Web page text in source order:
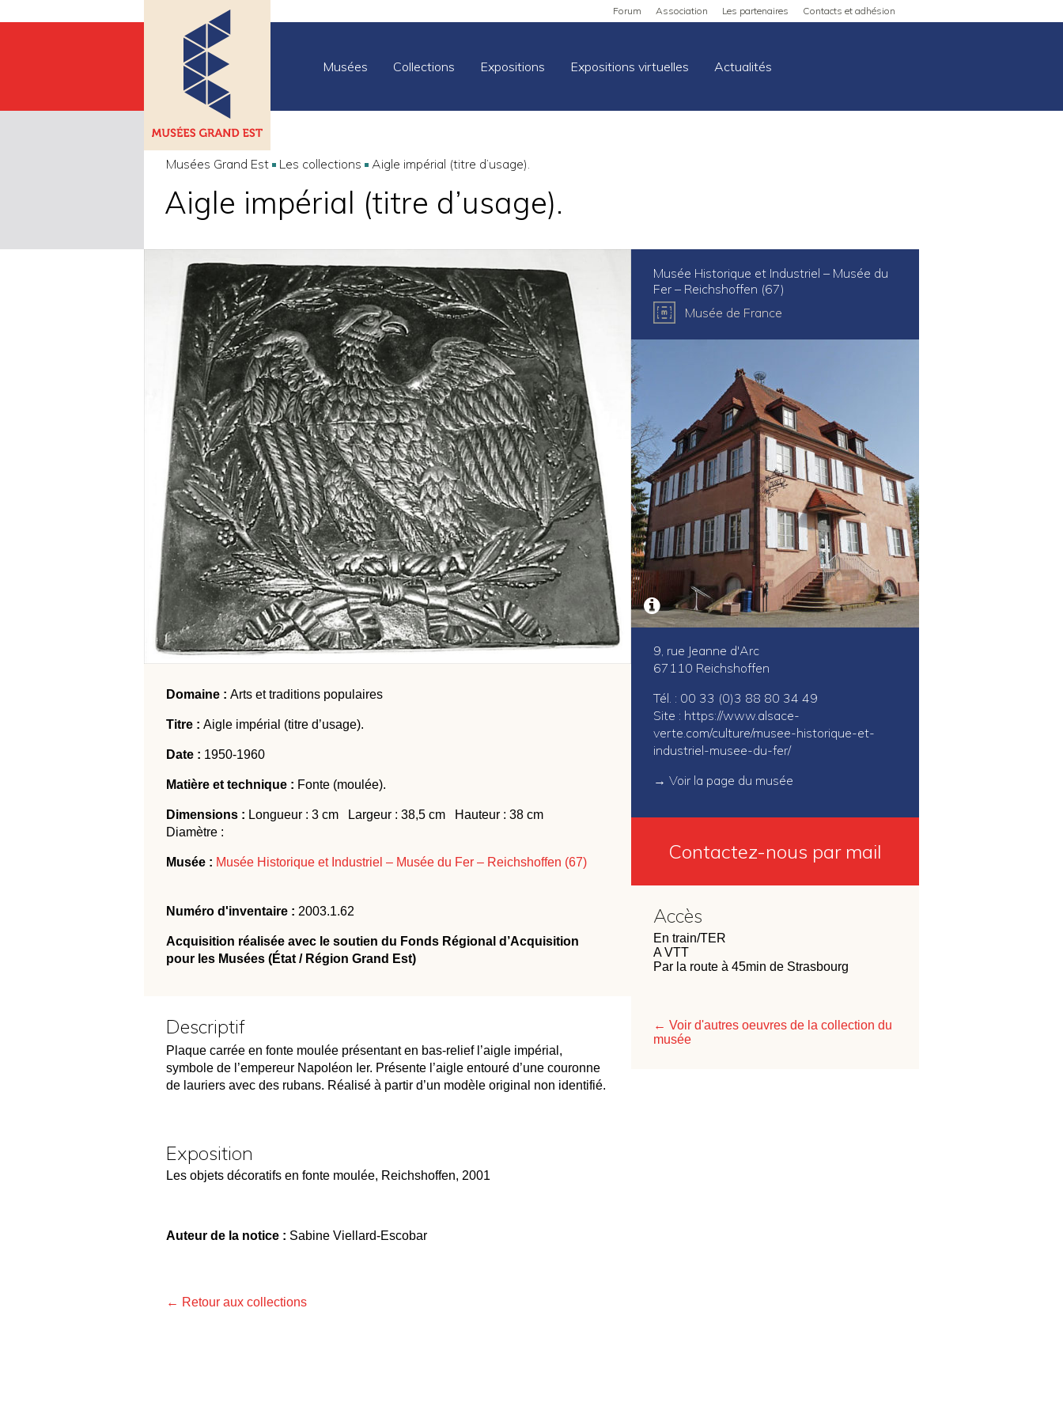
Forum Association Les partenaires Contacts et adhésion
Musées Collections Expositions Expositions virtuelles Actualités
Musées Grand Est Les collections Aigle impérial (titre d’usage).
Aigle impérial (titre d’usage).
Domaine : Arts et traditions populaires
Titre : Aigle impérial (titre d’usage).
Date : 1950-1960
Matière et technique : Fonte (moulée).
Dimensions : Longueur : 3 cm Largeur : 38,5 cm Hauteur : 38 cm
Diamètre :
Musée : Musée Historique et Industriel – Musée du Fer – Reichshoffen (67)
Numéro d'inventaire : 2003.1.62
Acquisition réalisée avec le soutien du Fonds Régional d’Acquisition
pour les Musées (État / Région Grand Est)
Descriptif
Plaque carrée en fonte moulée présentant en bas-relief l’aigle impérial,
symbole de l’empereur Napoléon Ier. Présente l’aigle entouré d’une couronne
de lauriers avec des rubans. Réalisé à partir d’un modèle original non identifié.
Exposition
Les objets décoratifs en fonte moulée, Reichshoffen, 2001
Auteur de la notice : Sabine Viellard-Escobar
← Retour aux collections
Musée Historique et Industriel – Musée du
Fer – Reichshoffen (67)
Musée de France
9, rue Jeanne d'Arc
67110 Reichshoffen
Tél. : 00 33 (0)3 88 80 34 49
Site : https://www.alsace-
verte.com/culture/musee-historique-et-
industriel-musee-du-fer/
→ Voir la page du musée
Contactez-nous par mail
Accès
En train/TER
A VTT
Par la route à 45min de Strasbourg
← Voir d'autres oeuvres de la collection du
musée